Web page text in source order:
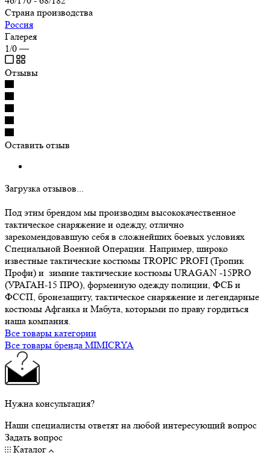
Страна производства
Россия
Галерея
1/0 —
Отзывы
Оставить отзыв
Загрузка отзывов...
Под этим брендом мы производим высококачественное
тактическое снаряжение и одежду, отлично
зарекомендовавшую себя в сложнейших боевых условиях
Специальной Военной Операции. Например, широко
известные тактические костюмы TROPIC PROFI (Тропик
Профи) и зимние тактические костюмы URAGAN -15PRO
(УРАГАН-15 ПРО), форменную одежду полиции, ФСБ и
ФССП, бронезащиту, тактическое снаряжение и легендарные
костюмы Афганка и Мабута, которыми по праву гордиться
наша компания.
Все товары категории
Все товары бренда MIMICRYA
Нужна консультация?
Наши специалисты ответят на любой интересующий вопрос
Задать вопрос
Каталог